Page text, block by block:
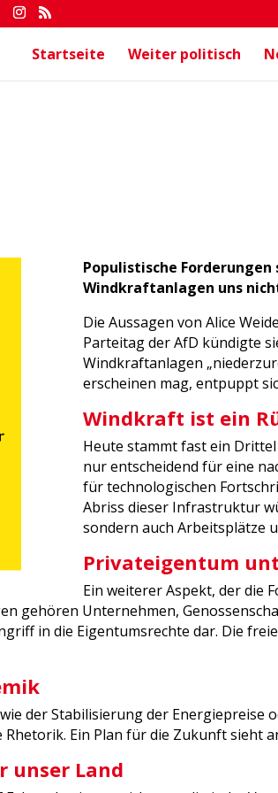
Startseite Weiter politisch
Populistische
Windkraftanlagen uns
Die Aussagen von Alice
Parteitag der AfD kündigte
Windkraftanlagen
erscheinen mag, entpuppt
Windkraft ist ein
Heute stammt fast ein
nur entscheidend für eine
für technologischen
Abriss dieser Infrastruktur
sondern auch Arbeitsplätze
Privateigentum
Ein weiterer Aspekt, der die
gehören Unternehmen,
in die Eigentumsrechte dar. Die
der Stabilisierung der Energiepreise
Ein Plan für die Zukunft sieht
unser Land